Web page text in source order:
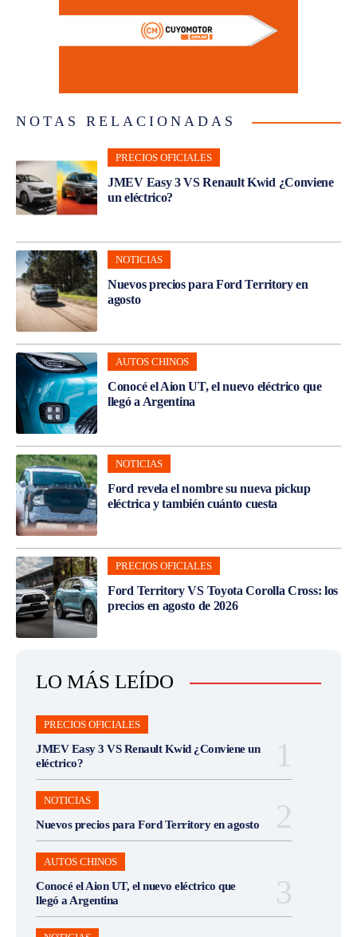
NOTAS RELACIONADAS
PRECIOS OFICIALES
JMEV Easy 3 VS Renault Kwid ¿Conviene
un eléctrico?
NOTICIAS
Nuevos precios para Ford Territory en
agosto
AUTOS CHINOS
Conocé el Aion UT, el nuevo eléctrico que
llegó a Argentina
NOTICIAS
Ford revela el nombre su nueva pickup
eléctrica y también cuánto cuesta
PRECIOS OFICIALES
Ford Territory VS Toyota Corolla Cross: los
precios en agosto de 2026
LO MÁS LEÍDO
PRECIOS OFICIALES
JMEV Easy 3 VS Renault Kwid ¿Conviene un
eléctrico?
NOTICIAS
Nuevos precios para Ford Territory en agosto
AUTOS CHINOS
Conocé el Aion UT, el nuevo eléctrico que
llegó a Argentina